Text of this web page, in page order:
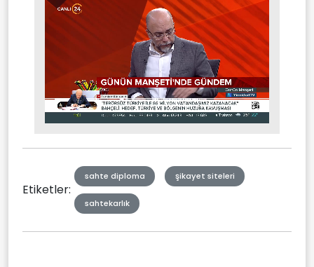
Unmute Stream
Etiketler:
sahte diploma şikayet siteleri
sahtekarlık